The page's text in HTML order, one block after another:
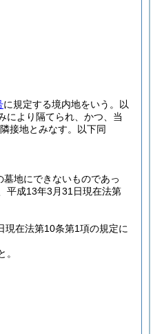
に規定する境内地をいう。以
により隔てられ、かつ、当
接地とみなす。以下同
地にできないものであっ
平成13年3月31日現在法第
現在法第10条第1項の規定に